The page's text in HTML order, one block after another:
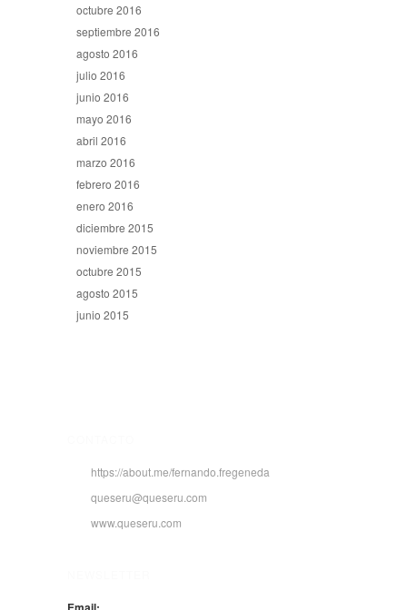
octubre 2016
septiembre 2016
agosto 2016
julio 2016
junio 2016
mayo 2016
abril 2016
marzo 2016
febrero 2016
enero 2016
diciembre 2015
noviembre 2015
octubre 2015
agosto 2015
junio 2015
https://about.me/fernando.fregeneda
queseru@queseru.com
www.queseru.com